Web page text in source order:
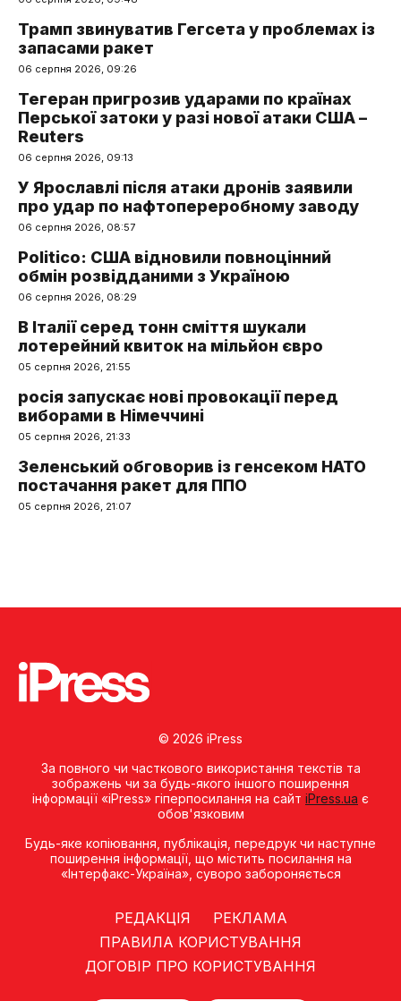
Трамп звинуватив Гегсета у проблемах із
запасами ракет
06 серпня 2026, 09:26
Тегеран пригрозив ударами по країнах
Перської затоки у разі нової атаки США –
Reuters
06 серпня 2026, 09:13
У Ярославлі після атаки дронів заявили
про удар по нафтопереробному заводу
06 серпня 2026, 08:57
Politico: США відновили повноцінний
обмін розвідданими з Україною
06 серпня 2026, 08:29
В Італії серед тонн сміття шукали
лотерейний квиток на мільйон євро
05 серпня 2026, 21:55
росія запускає нові провокації перед
виборами в Німеччині
05 серпня 2026, 21:33
Зеленський обговорив із генсеком НАТО
постачання ракет для ППО
05 серпня 2026, 21:07
© 2026 iPress
За повного чи часткового використання текстів та
зображень чи за будь-якого іншого поширення
інформації «iPress» гіперпосилання на сайт iPress.ua є
обов'язковим
Будь-яке копiювання, публiкацiя, передрук чи наступне
поширення iнформацiї, що мiстить посилання на
«Iнтерфакс-Україна», суворо забороняється
РЕДАКЦІЯ
РЕКЛАМА
ПРАВИЛА КОРИСТУВАННЯ
ДОГОВІР ПРО КОРИСТУВАННЯ